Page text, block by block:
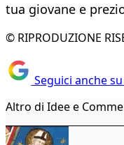
tua giovane e
© RIPRODUZIONE
Seguici anche
Altro di Idee e